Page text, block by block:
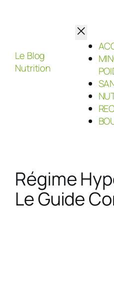
Le Blog
Nutrition
Régime
Le Guide